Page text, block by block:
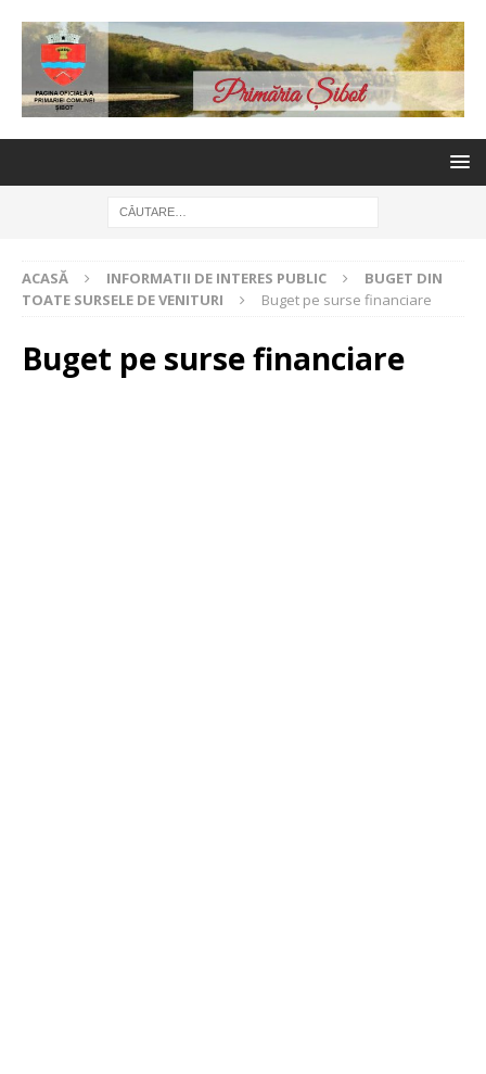
ACASĂ INFORMATII DE INTERES PUBLIC
BUGET DIN
TOATE SURSELE DE VENITURI
Buget pe surse financiare
Buget pe surse financiare